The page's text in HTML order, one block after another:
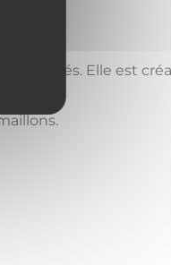
salariés. Elle est